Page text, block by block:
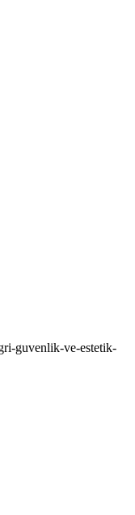
guvenlik-ve-estetik-